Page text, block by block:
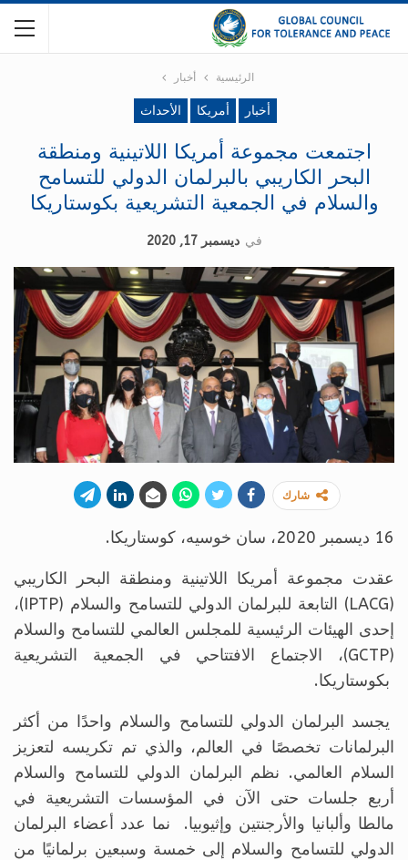
الرئيسية أخبار
أخبار أمريكا الأحداث
اجتمعت مجموعة أمريكا اللاتينية ومنطقة
البحر الكاريبي بالبرلمان الدولي للتسامح
والسلام في الجمعية التشريعية بكوستاريكا
في ديسمبر 17, 2020
شارك
16 ديسمبر 2020، سان خوسيه، كوستاريكا.
عقدت مجموعة أمريكا اللاتينية ومنطقة البحر الكاريبي
(LACG) التابعة للبرلمان الدولي للتسامح والسلام (IPTP)،
إحدى الهيئات الرئيسية للمجلس العالمي للتسامح والسلام
(GCTP)، الاجتماع الافتتاحي في الجمعية التشريعية
بكوستاريكا.
يجسد البرلمان الدولي للتسامح والسلام واحدًا من أكثر
البرلمانات تخصصًا في العالم، والذي تم تكريسه لتعزيز
السلام العالمي. نظم البرلمان الدولي للتسامح والسلام
أربع جلسات حتى الآن في المؤسسات التشريعية في
مالطا وألبانيا والأرجنتين وإثيوبيا. نما عدد أعضاء البرلمان
الدولي للتسامح والسلام إلى خمسة وسبعين برلمانيًا من